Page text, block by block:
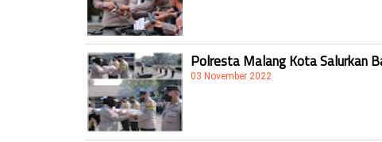
Polresta Malang Kota Salurkan
03 November 2022